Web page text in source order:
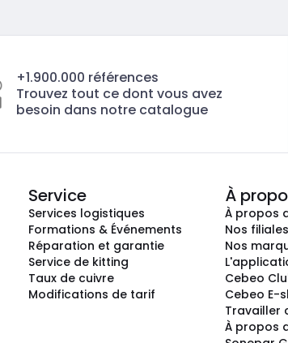
+1.900.000 références
Trouvez tout ce dont vous avez
besoin dans notre catalogue
Service
Services logistiques
Formations & Événements
Réparation et garantie
Service de kitting
Taux de cuivre
Modifications de tarif
À
À propos
Nos filiales
Nos
Cebeo
Cebeo E-
Travailler
À propos